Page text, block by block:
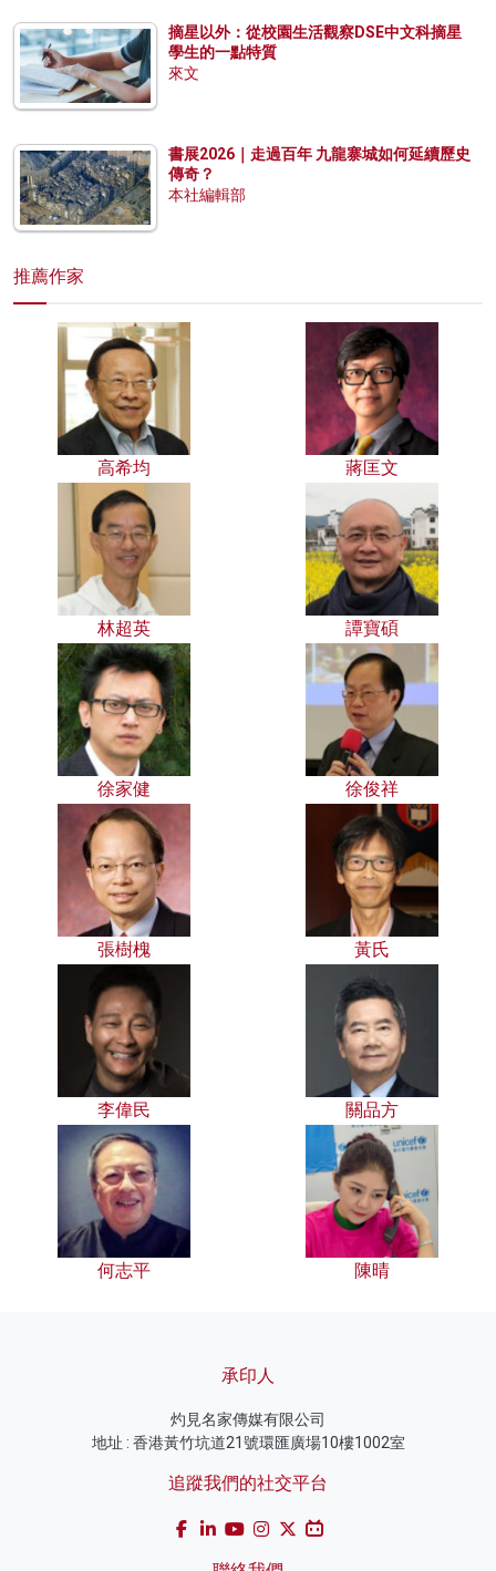
摘星以外：從校園生活觀察DSE中文科摘星
學生的一點特質
來文
書展2026｜走過百年 九龍寨城如何延續歷史
傳奇？
本社編輯部
推薦作家
高希均 蔣匡文
林超英 譚寶碩
徐家健 徐俊祥
張樹槐 黃氏
李偉民 關品方
何志平 陳晴
承印人
灼見名家傳媒有限公司
地址 : 香港黃竹坑道21號環匯廣場10樓1002室
追蹤我們的社交平台